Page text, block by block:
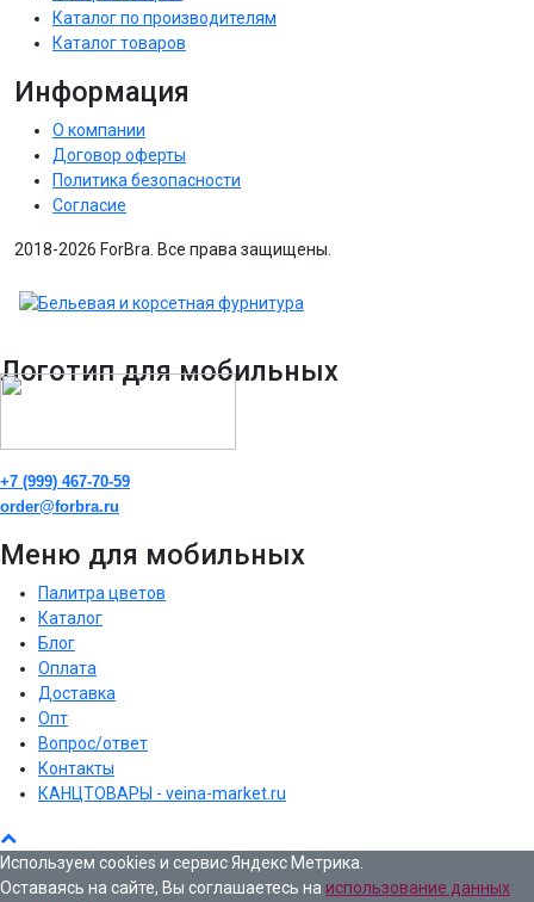
Каталог по производителям
Каталог товаров
Информация
О компании
Договор оферты
Политика безопасности
Согласие
2018-2026 ForBra. Все права защищены.
Логотип для мобильных
+7 (999) 467-70-59
order@forbra.ru
Меню для мобильных
Палитра цветов
Каталог
Блог
Оплата
Доставка
Опт
Вопрос/ответ
Контакты
КАНЦТОВАРЫ - veina-market.ru
Используем cookies и сервис Яндекс Метрика.
Оставаясь на сайте, Вы соглашаетесь на использование данных